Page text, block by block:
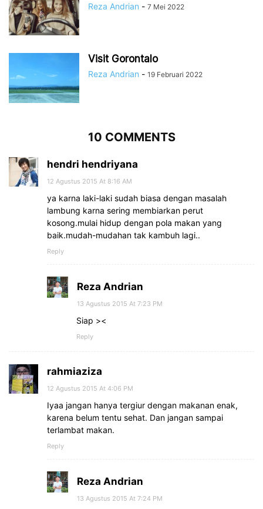
Reza Andrian - 7 Mei 2022
Visit Gorontalo
Reza Andrian - 19 Februari 2022
10 COMMENTS
hendri hendriyana
12 Agustus 2015 At 8:16 AM
ya karna laki-laki sudah biasa dengan masalah
lambung karna sering membiarkan perut
kosong.mulai hidup dengan pola makan yang
baik.mudah-mudahan tak kambuh lagi..
Reply
Reza Andrian
13 Agustus 2015 At 7:23 PM
Siap ><
Reply
rahmiaziza
12 Agustus 2015 At 4:06 PM
Iyaa jangan hanya tergiur dengan makanan enak,
karena belum tentu sehat. Dan jangan sampai
terlambat makan.
Reply
Reza Andrian
13 Agustus 2015 At 7:24 PM